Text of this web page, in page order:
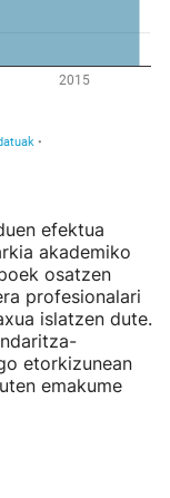
efektua
akademiko
osatzen
profesionalari
islatzen dute.
etorkizunean
emakume